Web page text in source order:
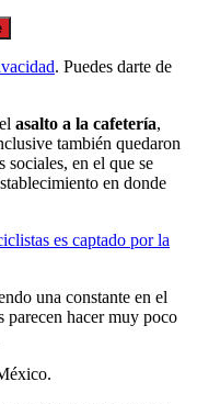
. Puedes darte de
asalto a la cafetería,
también quedaron
sociales, en el que se
en donde
es captado por la
una constante en el
parecen hacer muy poco